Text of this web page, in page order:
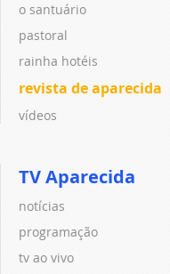
o santuário
pastoral
rainha hotéis
revista de aparecida
vídeos
TV Aparecida
notícias
programação
tv ao vivo